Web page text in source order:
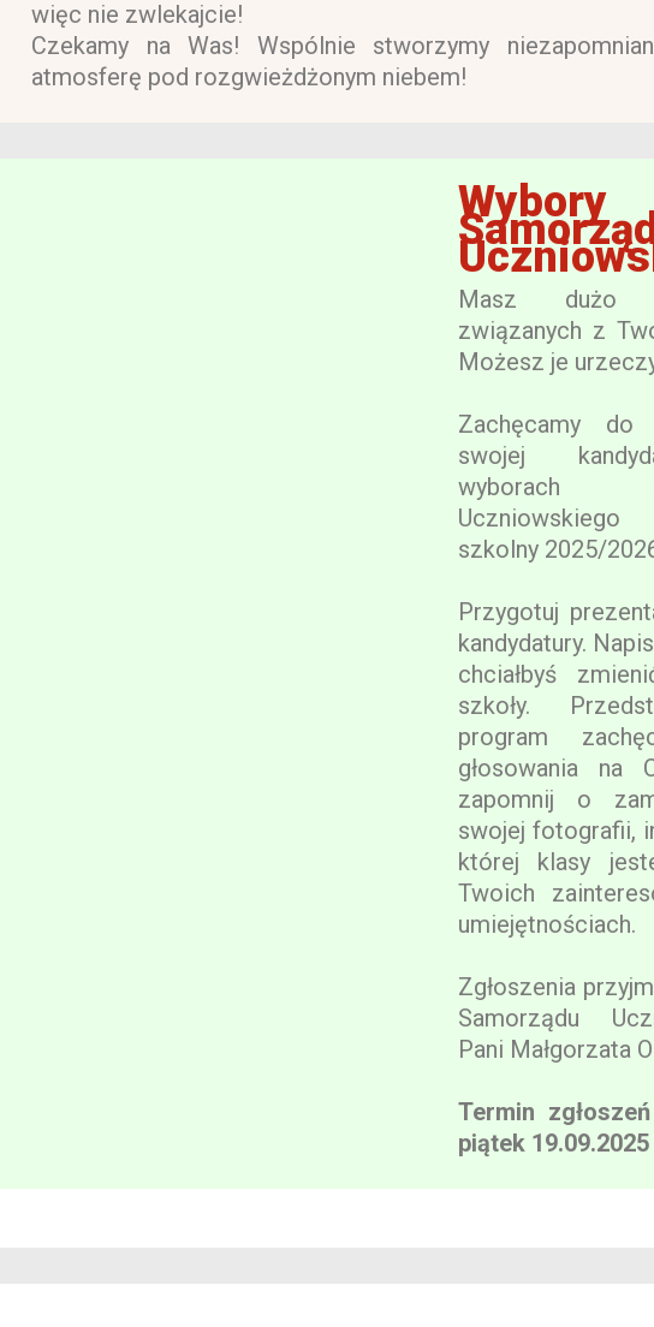
więc nie zwlekajcie!
Czekamy na Was! Wspólnie stworzymy
atmosferę pod rozgwieżdżonym niebem!
Wybory
Masz dużo
związanych z
Możesz je
Zachęcamy do
swojej
wyborach
szkolny 2025/
Przygotuj
kandydatury.
chciałbyś
szkoły.
program
głosowania na
zapomnij o
swojej fotografii,
której klasy
Twoich
umiejętnościach.
Zgłoszenia
Samorządu
Pani Małgorzata
Termin
piątek 19.09.2025